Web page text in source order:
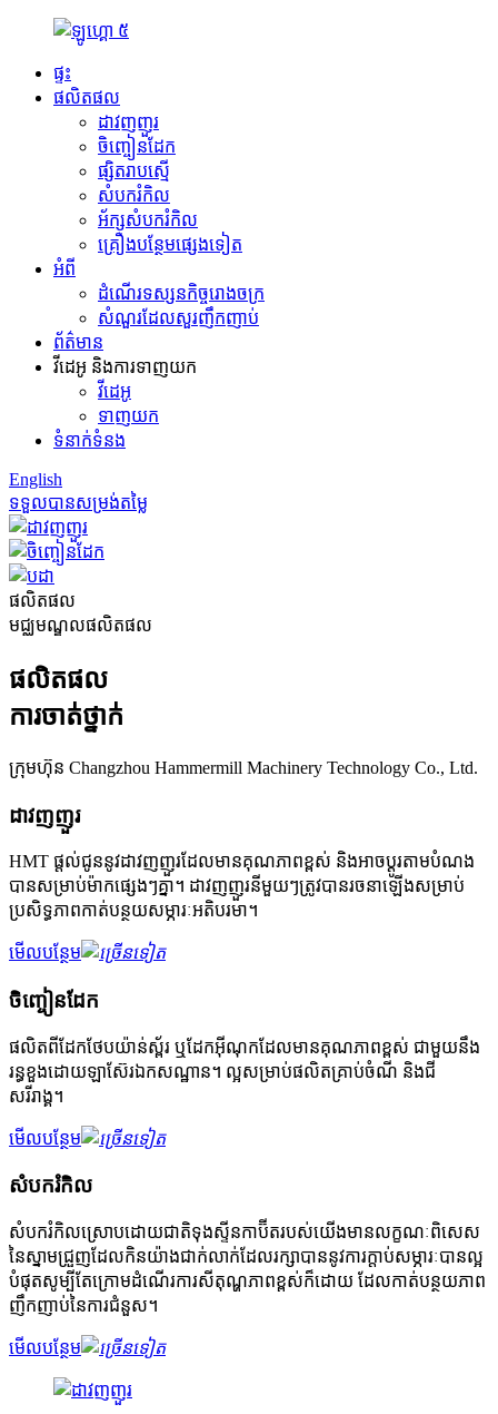
ផ្ទះ
ផលិតផល
ដាវញញួរ
ចិញ្ចៀនដែក
ផ្សិតរាបស្មើ
សំបករំកិល
អ័ក្ស​សំបក​រំកិល
គ្រឿងបន្ថែមផ្សេងទៀត
អំពី
ដំណើរទស្សនកិច្ចរោងចក្រ
សំណួរដែលសួរញឹកញាប់
ព័ត៌មាន
វីដេអូ និង​ការទាញយក
វីដេអូ
ទាញយក
ទំនាក់ទំនង
English
ទទួលបានសម្រង់តម្លៃ
ផលិតផល
មជ្ឈមណ្ឌលផលិតផល
ផលិតផល
ការចាត់ថ្នាក់
ក្រុមហ៊ុន Changzhou Hammermill Machinery Technology Co., Ltd.
ដាវញញួរ
HMT ផ្តល់ជូននូវដាវញញួរដែលមានគុណភាពខ្ពស់ និងអាចប្ដូរតាមបំណង
បានសម្រាប់ម៉ាកផ្សេងៗគ្នា។ ដាវញញួរនីមួយៗត្រូវបានរចនាឡើងសម្រាប់
ប្រសិទ្ធភាពកាត់បន្ថយសម្ភារៈអតិបរមា។
មើលបន្ថែម
ចិញ្ចៀនដែក
ផលិតពីដែកថែបយ៉ាន់ស្ព័រ ឬដែកអ៊ីណុកដែលមានគុណភាពខ្ពស់ ជាមួយនឹង
រន្ធខួងដោយឡាស៊ែរឯកសណ្ឋាន។ ល្អសម្រាប់ផលិតគ្រាប់ចំណី និងជី
សរីរាង្គ។
មើលបន្ថែម
សំបករំកិល
សំបករំកិលស្រោបដោយជាតិទុងស្ទីនកាប៊ីតរបស់យើងមានលក្ខណៈពិសេស
នៃស្នាមជ្រួញដែលកិនយ៉ាងជាក់លាក់ដែលរក្សាបាននូវការក្តាប់សម្ភារៈបានល្អ
បំផុតសូម្បីតែក្រោមដំណើរការសីតុណ្ហភាពខ្ពស់ក៏ដោយ ដែលកាត់បន្ថយភាព
ញឹកញាប់នៃការជំនួស។
មើលបន្ថែម